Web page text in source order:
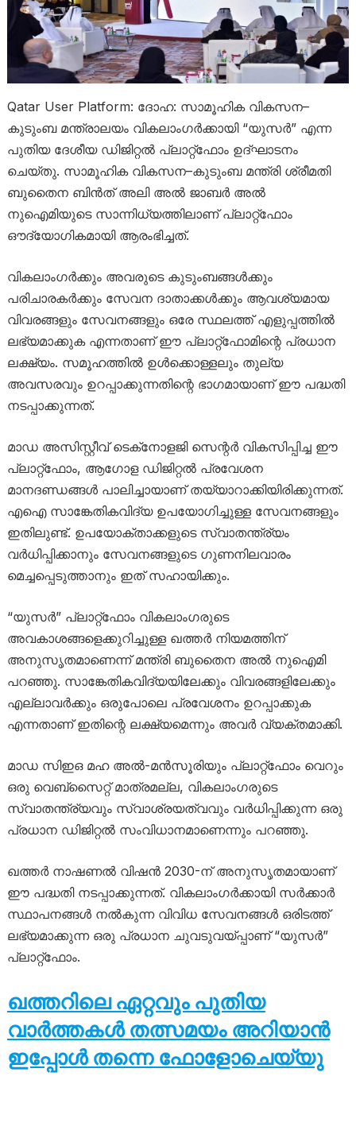
Qatar User Platform: ദോഹ: സാമൂഹിക വികസന–
കുടുംബ മന്ത്രാലയം വികലാംഗർക്കായി “യുസർ” എന്ന
പുതിയ ദേശീയ ഡിജിറ്റൽ പ്ലാറ്റ്‌ഫോം ഉദ്ഘാടനം
ചെയ്തു. സാമൂഹിക വികസന–കുടുംബ മന്ത്രി ശ്രീമതി
ബുതൈന ബിൻത് അലി അൽ ജാബർ അൽ
നുഐമിയുടെ സാന്നിധ്യത്തിലാണ് പ്ലാറ്റ്‌ഫോം
ഔദ്യോഗികമായി ആരംഭിച്ചത്.
വികലാംഗർക്കും അവരുടെ കുടുംബങ്ങൾക്കും
പരിചാരകർക്കും സേവന ദാതാക്കൾക്കും ആവശ്യമായ
വിവരങ്ങളും സേവനങ്ങളും ഒരേ സ്ഥലത്ത് എളുപ്പത്തിൽ
ലഭ്യമാക്കുക എന്നതാണ് ഈ പ്ലാറ്റ്‌ഫോമിന്റെ പ്രധാന
ലക്ഷ്യം. സമൂഹത്തിൽ ഉൾക്കൊള്ളലും തുല്യ
അവസരവും ഉറപ്പാക്കുന്നതിന്റെ ഭാഗമായാണ് ഈ പദ്ധതി
നടപ്പാക്കുന്നത്.
മാഡ അസിസ്റ്റീവ് ടെക്‌നോളജി സെന്റർ വികസിപ്പിച്ച ഈ
പ്ലാറ്റ്‌ഫോം, ആഗോള ഡിജിറ്റൽ പ്രവേശന
മാനദണ്ഡങ്ങൾ പാലിച്ചായാണ് തയ്യാറാക്കിയിരിക്കുന്നത്.
എഐ സാങ്കേതികവിദ്യ ഉപയോഗിച്ചുള്ള സേവനങ്ങളും
ഇതിലുണ്ട്. ഉപയോക്താക്കളുടെ സ്വാതന്ത്ര്യം
വർധിപ്പിക്കാനും സേവനങ്ങളുടെ ഗുണനിലവാരം
മെച്ചപ്പെടുത്താനും ഇത് സഹായിക്കും.
“യുസർ” പ്ലാറ്റ്‌ഫോം വികലാംഗരുടെ
അവകാശങ്ങളെക്കുറിച്ചുള്ള ഖത്തർ നിയമത്തിന്
അനുസൃതമാണെന്ന് മന്ത്രി ബുതൈന അൽ നുഐമി
പറഞ്ഞു. സാങ്കേതികവിദ്യയിലേക്കും വിവരങ്ങളിലേക്കും
എല്ലാവർക്കും ഒരുപോലെ പ്രവേശനം ഉറപ്പാക്കുക
എന്നതാണ് ഇതിന്റെ ലക്ഷ്യമെന്നും അവർ വ്യക്തമാക്കി.
മാഡ സിഇഒ മഹ അൽ-മൻസൂരിയും പ്ലാറ്റ്‌ഫോം വെറും
ഒരു വെബ്‌സൈറ്റ് മാത്രമല്ല, വികലാംഗരുടെ
സ്വാതന്ത്ര്യവും സ്വാശ്രയത്വവും വർധിപ്പിക്കുന്ന ഒരു
പ്രധാന ഡിജിറ്റൽ സംവിധാനമാണെന്നും പറഞ്ഞു.
ഖത്തർ നാഷണൽ വിഷൻ 2030-ന് അനുസൃതമായാണ്
ഈ പദ്ധതി നടപ്പാക്കുന്നത്. വികലാംഗർക്കായി സർക്കാർ
സ്ഥാപനങ്ങൾ നൽകുന്ന വിവിധ സേവനങ്ങൾ ഒരിടത്ത്
ലഭ്യമാക്കുന്ന ഒരു പ്രധാന ചുവടുവയ്പ്പാണ് “യുസർ”
പ്ലാറ്റ്‌ഫോം.
ഖത്തറിലെ ഏറ്റവും പുതിയ
വാർത്തകൾ തത്സമയം അറിയാൻ
ഇപ്പോൾ തന്നെ ഫോളോചെയ്യു